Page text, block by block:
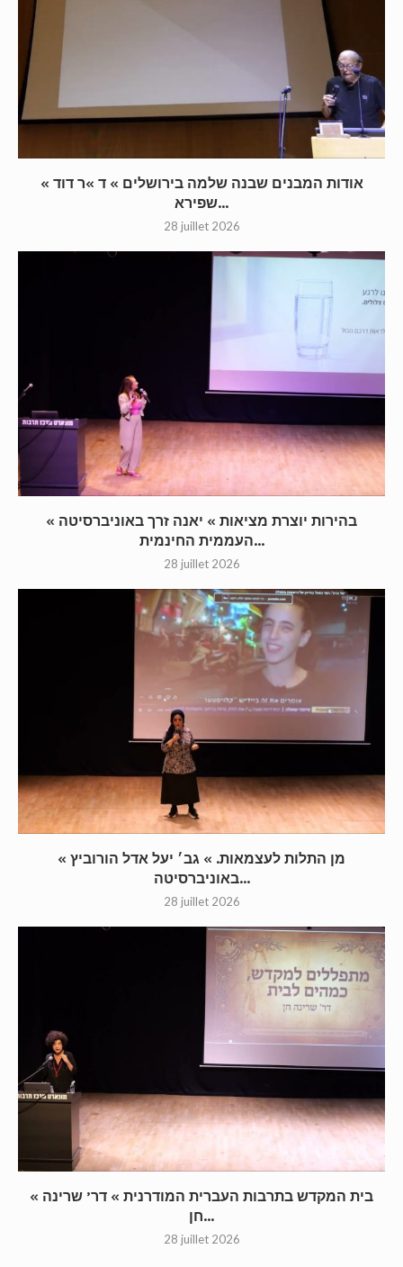
« אודות המבנים שבנה שלמה בירושלים » ד »ר דוד
שפירא...
28 juillet 2026
« בהירות יוצרת מציאות » יאנה זרך באוניברסיטה
העממית החינמית...
28 juillet 2026
« מן התלות לעצמאות. » גב׳ יעל אדל הורוביץ
באוניברסיטה...
28 juillet 2026
« בית המקדש בתרבות העברית המודרנית » דר’ שרינה
חן...
28 juillet 2026